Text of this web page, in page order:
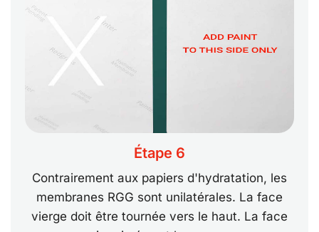
Étape 6
Contrairement aux papiers d'hydratation, les
membranes RGG sont unilatérales. La face
vierge doit être tournée vers le haut. La face